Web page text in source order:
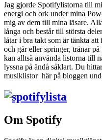
Jag gjorde Spotifylistorna till
energi och ork under mina
mig av dem till mina läsare.
långa och består till största
låtar i bra takt som är tänkta
och går eller springer, tränar
kan alltså använda listorna till
lyssna på ändå såklart. Du
musiklistor här på bloggen
Om Spotify